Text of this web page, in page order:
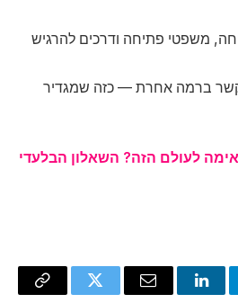
משפטי פתיחה ודרכים להרגיש
קשר ברמה אחרת — כזה שמגדיר
לעולם הזה? השאלון הבלעדי
LinkedIn
Email
Twitter
Copy